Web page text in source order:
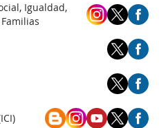
Igualdad,